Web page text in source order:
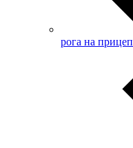
рога на прицеп